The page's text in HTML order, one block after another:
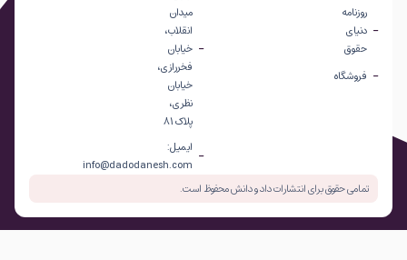
روزنامه
دنیای
حقوق
فروشگاه
میدان
انقلاب،
خیابان
فخررازی،
خیابان
نظری،
پلاک 81
ایمیل:
info@dadodanesh.com
تمامی حقوق برای انتشارات داد و دانش محفوظ است.